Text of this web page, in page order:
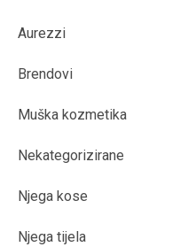
Aurezzi
Brendovi
Muška kozmetika
Nekategorizirane
Njega kose
Njega tijela